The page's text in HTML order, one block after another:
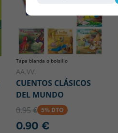
Tapa blanda o bolsillo
AA.VV.
CUENTOS CLÁSICOS
DEL MUNDO
0.95 € 5% DTO
0.90 €